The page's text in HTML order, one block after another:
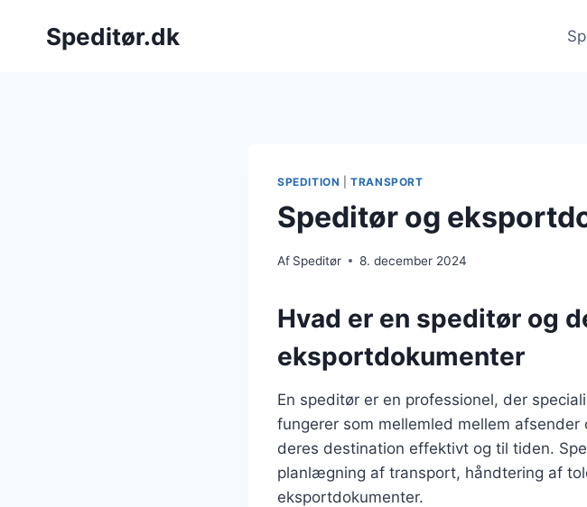
Speditør.dk
SPEDITION |TRANSPORT
Speditør og
Af Speditør 8. december 2024
Hvad er en speditør og
eksportdokumenter
En speditør er en professionel, der
fungerer som mellemled mellem
deres destination effektivt og til tiden.
planlægning af transport, håndtering af
eksportdokumenter.